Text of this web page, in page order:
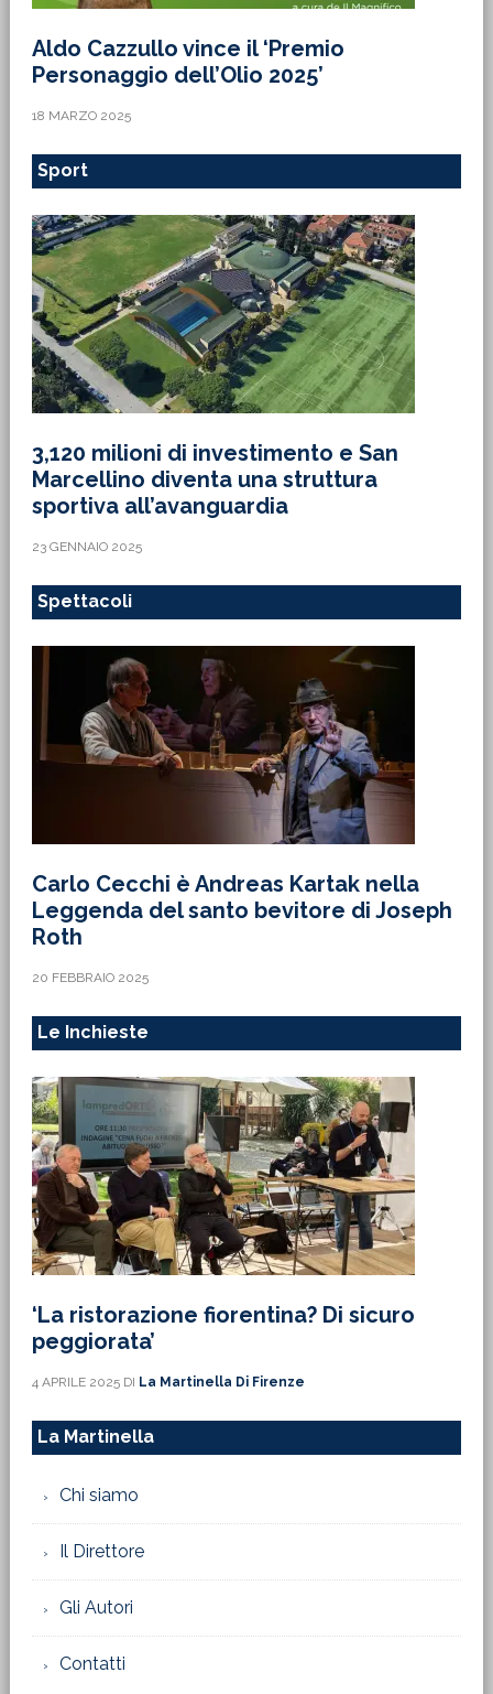
Aldo Cazzullo vince il ‘Premio
Personaggio dell’Olio 2025’
18 MARZO 2025
Sport
3,120 milioni di investimento e San
Marcellino diventa una struttura
sportiva all’avanguardia
23 GENNAIO 2025
Spettacoli
Carlo Cecchi è Andreas Kartak nella
Leggenda del santo bevitore di Joseph
Roth
20 FEBBRAIO 2025
Le Inchieste
‘La ristorazione fiorentina? Di sicuro
peggiorata’
4 APRILE 2025DI La Martinella Di Firenze
La Martinella
Chi siamo
Il Direttore
Gli Autori
Contatti